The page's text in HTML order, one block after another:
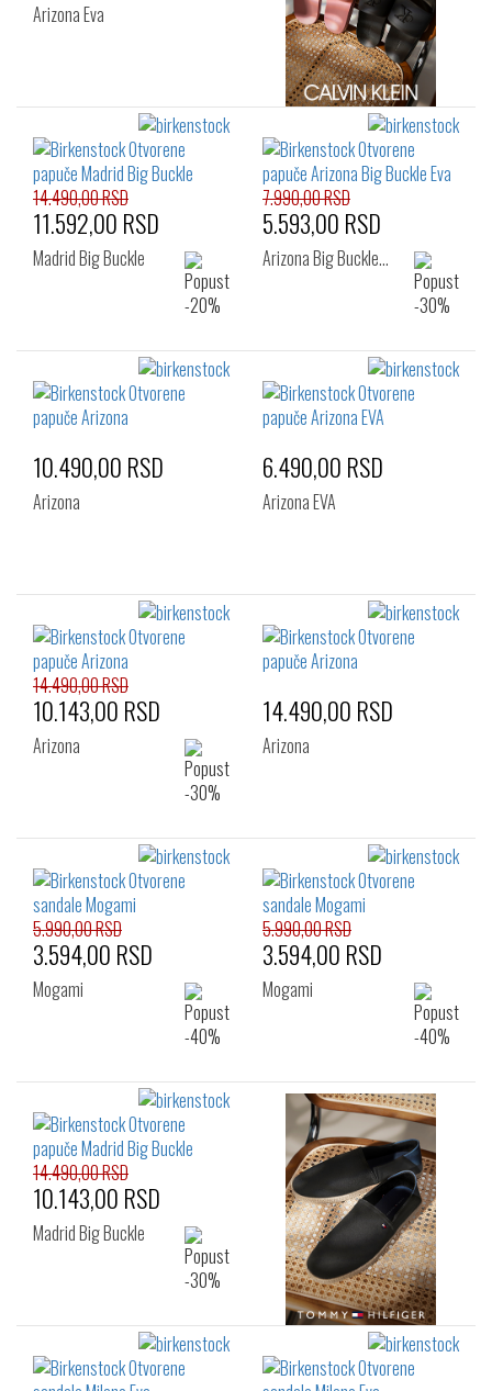
Arizona Eva
14.490,00 RSD
11.592,00 RSD
Madrid Big Buckle
7.990,00 RSD
5.593,00 RSD
Arizona Big Buckle…
10.490,00 RSD
Arizona
6.490,00 RSD
Arizona EVA
14.490,00 RSD
10.143,00 RSD
Arizona
14.490,00 RSD
Arizona
5.990,00 RSD
3.594,00 RSD
Mogami
5.990,00 RSD
3.594,00 RSD
Mogami
14.490,00 RSD
10.143,00 RSD
Madrid Big Buckle